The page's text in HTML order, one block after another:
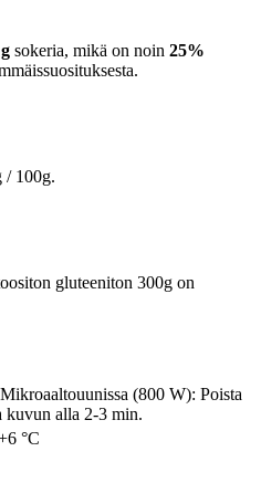
sokeria, mikä on noin 25%
/ 100g.
gluteeniton 300g on
(800 W): Poista
kuvun alla 2-3 min.
°C